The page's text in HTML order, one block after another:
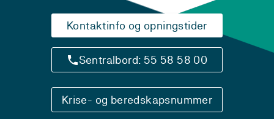
Kontaktinfo og opningstider
Sentralbord: 55 58 58 00
Krise- og beredskapsnummer